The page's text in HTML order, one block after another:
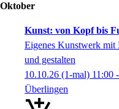
Oktober
Kunst: von Kopf bis
Eigenes Kunstwerk mit
und gestalten
10.10.26 (1-mal) 11:00
Überlingen